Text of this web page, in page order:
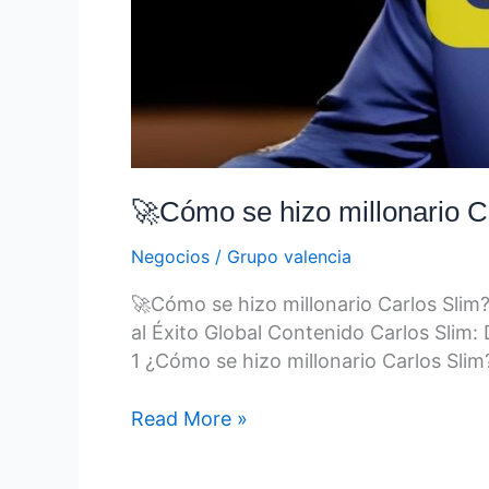
🚀Cómo se hizo millonario
Negocios / Grupo valencia
🚀Cómo se hizo millonario Carlos
al Éxito Global Contenido Carlos
1 ¿Cómo se hizo millonario Carlos
Read More »